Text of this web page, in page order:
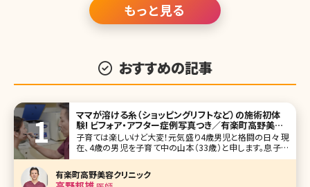
もっと見る
おすすめの記事
ママが溶ける糸（ショッピングリフトなど）の施術初体
験! ビフォア・アフター症例写真つき／有楽町高野美容
クリニック
子育ては楽しいけど大変！元気盛り4歳男児と格闘の日々 現
在、4歳の男児を子育て中の山本（33歳）と申します。息子は
今年4月から幼稚園に通う活発な男の子です。息子が幼稚園
います。 今まで息子と外出する時は家を出るまでが戦いの毎
有楽町高野美容クリニック